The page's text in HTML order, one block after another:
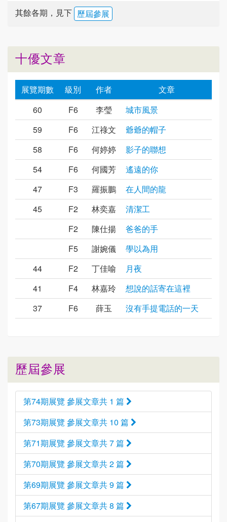
其餘各期，見下 歷屆參展
十優文章
展覽期數 級別 作者
文章
60
F6 李瑩
城市風景
59
F6 江祿文
爺爺的帽子
58
F6 何婷婷
影子的聯想
54
F6 何國芳
遙遠的你
47
F3 羅振鵬
在人間的龍
45
F2 林奕嘉
清潔工
F2
陳仕揚
爸爸的手
F5
謝婉儀
學以為用
44
F2 丁佳喻
月夜
41
F4 林嘉玲
想說的話寄在這裡
37
F6 薛玉 沒有手提電話的一天
歷屆參展
第74期展覽 參展文章共 1 篇
第73期展覽 參展文章共 10 篇
第71期展覽 參展文章共 7 篇
第70期展覽 參展文章共 2 篇
第69期展覽 參展文章共 9 篇
第67期展覽 參展文章共 8 篇